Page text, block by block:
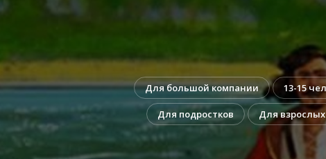
Для большой компании 13-15
Для подростков Для взрослых